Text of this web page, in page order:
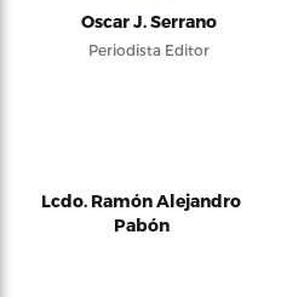
Oscar J. Serrano
Periodista Editor
Lcdo. Ramón Alejandro
Pabón